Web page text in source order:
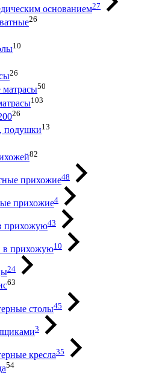
основанием27
26
10
26
50
103
26
подушки13
82
прихожие48
прихожие4
прихожую43
в прихожую10
24
63
столы45
3
кресла35
54